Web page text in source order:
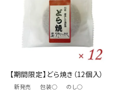
【期間限定】どら焼き（12個入）
新発売 包装○
のし○